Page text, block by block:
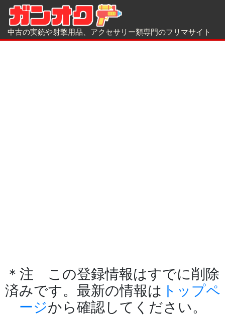
中古の実銃や射撃用品、アクセサリー類専門のフリマサイト
＊注 この登録情報はすでに削除
済みです。最新の情報は トップペ
ージから確認してください。